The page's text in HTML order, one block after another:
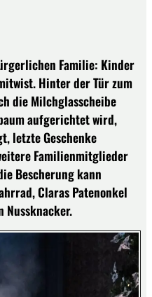
Familie: Kinder
Hinter der Tür zum
die Milchglasscheibe
aufgerichtet wird,
letzte Geschenke
Familienmitglieder
Bescherung kann
Claras Patenonkel
Nussknacker.